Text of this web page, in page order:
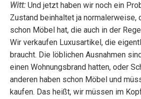
Witt: Und jetzt haben wir noch ein
Zustand beinhaltet ja normalerweise,
schon Möbel hat, die auch in der
Wir verkaufen Luxusartikel, die
braucht. Die löblichen Ausnahmen
einen Wohnungsbrand hatten, oder
anderen haben schon Möbel und
kaufen. Das heißt, wir müssen im